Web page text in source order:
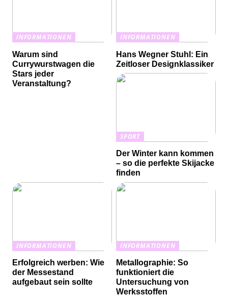
INFORMATIONEN
Warum sind
Currywurstwagen die
Stars jeder
Veranstaltung?
INFORMATIONEN
Hans Wegner Stuhl: Ein
Zeitloser Designklassiker
SPORT
Der Winter kann kommen
– so die perfekte Skijacke
finden
INFORMATIONEN
Erfolgreich werben: Wie
der Messestand
aufgebaut sein sollte
INFORMATIONEN
Metallographie: So
funktioniert die
Untersuchung von
Werksstoffen